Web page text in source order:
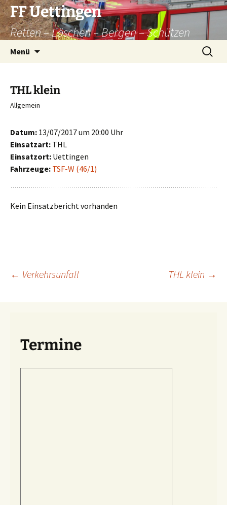
Zum
Inhalt
springen
FF Uettingen
Retten – Löschen – Bergen – Schützen
Menü
Suchen
nach:
THL klein
Allgemein
Datum: 13/07/2017 um 20:00 Uhr
Einsatzart: THL
Einsatzort: Uettingen
Fahrzeuge: TSF-W (46/1)
Kein Einsatzbericht vorhanden
Beitragsnavigation
← Verkehrsunfall THL klein →
Termine